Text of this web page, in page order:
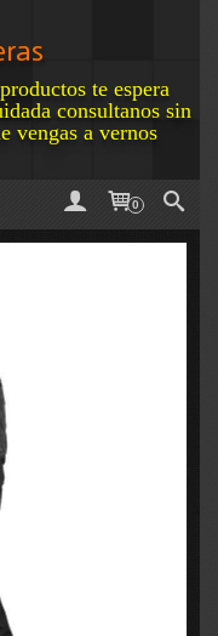
te espera
consultanos sin
vengas a vernos
0